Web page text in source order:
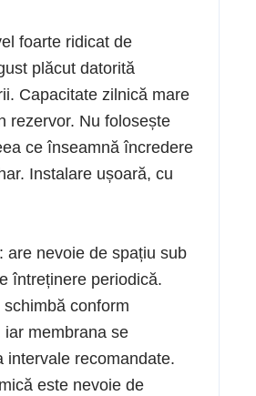
foarte ridicat de
plăcut datorită
Capacitate zilnică mare
rezervor. Nu folosește
ce înseamnă încredere
Instalare ușoară, cu
are nevoie de spațiu sub
întreținere periodică.
conform
iar membrana se
intervale recomandate.
este nevoie de